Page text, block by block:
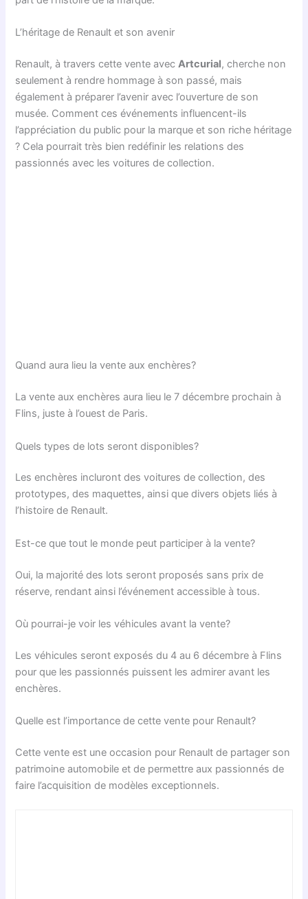
L’héritage de Renault et son avenir
Renault, à travers cette vente avecArtcurial, cherche non
seulement à rendre hommage à son passé, mais
également à préparer l’avenir avec l’ouverture de son
musée. Comment ces événements influencent-ils
l’appréciation du public pour la marque et son riche héritage
? Cela pourrait très bien redéfinir les relations des
passionnés avec les voitures de collection.
Quand aura lieu la vente aux enchères?
La vente aux enchères aura lieu le 7 décembre prochain à
Flins, juste à l’ouest de Paris.
Quels types de lots seront disponibles?
Les enchères incluront des voitures de collection, des
prototypes, des maquettes, ainsi que divers objets liés à
l’histoire de Renault.
Est-ce que tout le monde peut participer à la vente?
Oui, la majorité des lots seront proposés sans prix de
réserve, rendant ainsi l’événement accessible à tous.
Où pourrai-je voir les véhicules avant la vente?
Les véhicules seront exposés du 4 au 6 décembre à Flins
pour que les passionnés puissent les admirer avant les
enchères.
Quelle est l’importance de cette vente pour Renault?
Cette vente est une occasion pour Renault de partager son
patrimoine automobile et de permettre aux passionnés de
faire l’acquisition de modèles exceptionnels.